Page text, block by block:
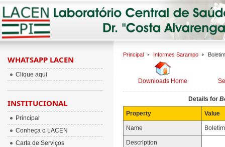
Principal Informes Sarampo
Downloads Home
Details for
Property Value
Name
Description
WHATSAPP LACEN
Clique aqui
INSTITUCIONAL
Principal
Conheça o LACEN
Carta de Serviços